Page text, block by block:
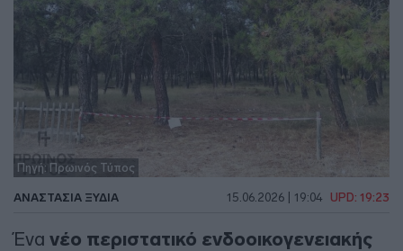
Πηγή: Πρωινός Τύπος
ΑΝΑΣΤΑΣΊΑ ΞΥΔΙΆ 15.06.2026 | 19:04 UPD: 19:23
Ένα νέο περιστατικό ενδοοικογενειακής